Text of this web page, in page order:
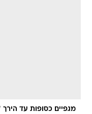
מגפיים כסופות עד הירך